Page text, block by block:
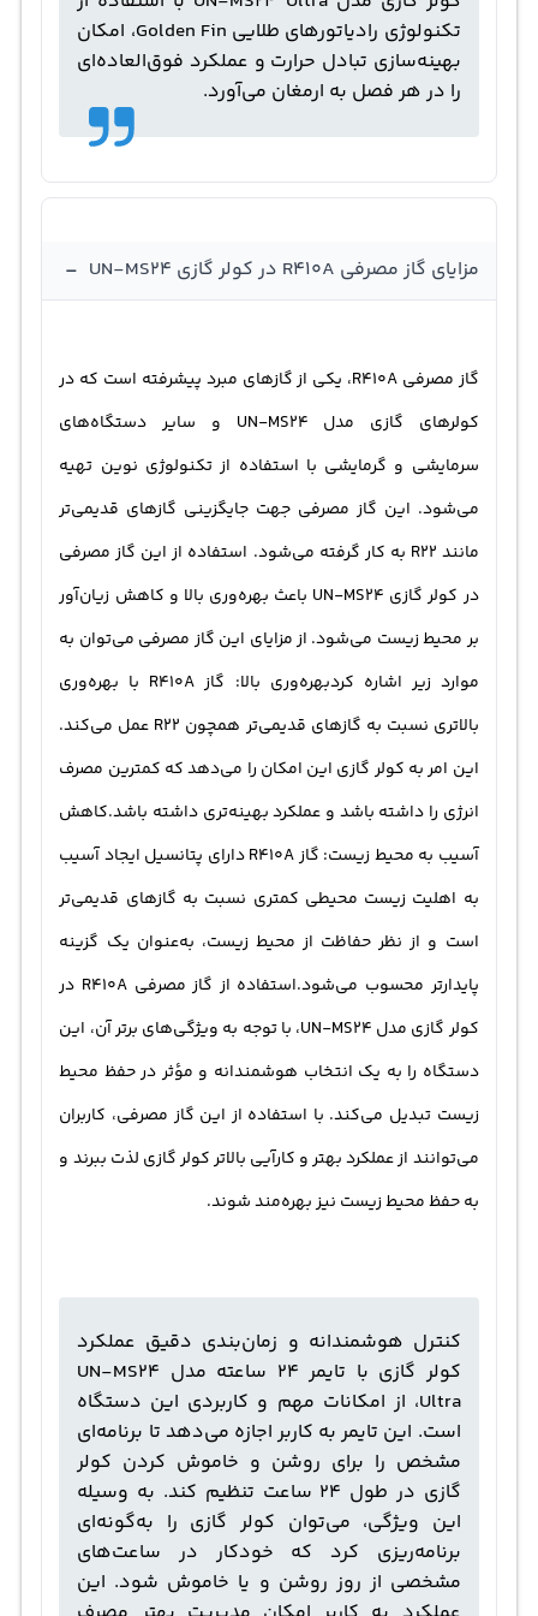
تکنولوژی رادیاتورهای طلایی Golden Fin، امکان
بهینه‌سازی تبادل حرارت و عملکرد فوق‌العاده‌ای
را در هر فصل به ارمغان می‌آورد.
مزایای گاز مصرفی R410A در کولر گازی UN-MS24 -
گاز مصرفی R410A، یکی از گازهای مبرد پیشرفته است که در
کولرهای گازی مدل UN-MS24 و سایر دستگاه‌های
سرمایشی و گرمایشی با استفاده از تکنولوژی نوین تهیه
می‌شود. این گاز مصرفی جهت جایگزینی گازهای قدیمی‌تر
مانند R22 به کار گرفته می‌شود. استفاده از این گاز مصرفی
در کولر گازی UN-MS24 باعث بهره‌وری بالا و کاهش زیان‌آور
بر محیط زیست می‌شود. از مزایای این گاز مصرفی می‌توان به
موارد زیر اشاره کردبهره‌وری بالا: گاز R410A با بهره‌وری
بالاتری نسبت به گازهای قدیمی‌تر همچون R22 عمل می‌کند.
این امر به کولر گازی این امکان را می‌دهد که کمترین مصرف
انرژی را داشته باشد و عملکرد بهینه‌تری داشته باشد.کاهش
آسیب به محیط زیست: گاز R410A دارای پتانسیل ایجاد آسیب
به اهلیت زیست محیطی کمتری نسبت به گازهای قدیمی‌تر
است و از نظر حفاظت از محیط زیست، به‌عنوان یک گزینه
پایدارتر محسوب می‌شود.استفاده از گاز مصرفی R410A در
کولر گازی مدل UN-MS24، با توجه به ویژگی‌های برتر آن، این
دستگاه را به یک انتخاب هوشمندانه و مؤثر در حفظ محیط
زیست تبدیل می‌کند. با استفاده از این گاز مصرفی، کاربران
می‌توانند از عملکرد بهتر و کارآیی بالاتر کولر گازی لذت ببرند و
به حفظ محیط زیست نیز بهره‌مند شوند.
کنترل هوشمندانه و زمان‌بندی دقیق عملکرد
کولر گازی با تایمر 24 ساعته مدل UN-MS24
Ultra، از امکانات مهم و کاربردی این دستگاه
است. این تایمر به کاربر اجازه می‌دهد تا برنامه‌ای
مشخص را برای روشن و خاموش کردن کولر
گازی در طول 24 ساعت تنظیم کند. به وسیله
این ویژگی، می‌توان کولر گازی را به‌گونه‌ای
برنامه‌ریزی کرد که خودکار در ساعت‌های
مشخصی از روز روشن و یا خاموش شود. این